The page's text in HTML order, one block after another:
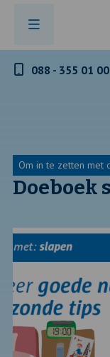
088 - 355 01 00
Om in te zetten met
Doeboek